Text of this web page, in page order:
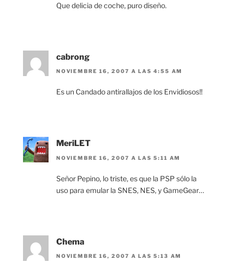
Que delicia de coche, puro diseño.
cabrong
NOVIEMBRE 16, 2007 A LAS 4:55 AM
Es un Candado antirallajos de los Envidiosos!!
MeriLET
NOVIEMBRE 16, 2007 A LAS 5:11 AM
Señor Pepino, lo triste, es que la PSP sólo la
uso para emular la SNES, NES, y GameGear…
Chema
NOVIEMBRE 16, 2007 A LAS 5:13 AM